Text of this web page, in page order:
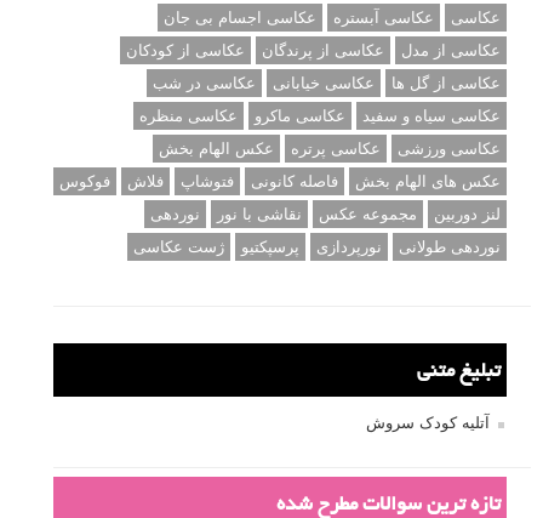
عکاسی
عکاسی آبستره
عکاسی اجسام بی جان
عکاسی از مدل
عکاسی از پرندگان
عکاسی از کودکان
عکاسی از گل ها
عکاسی خیابانی
عکاسی در شب
عکاسی سیاه و سفید
عکاسی ماکرو
عکاسی منظره
عکاسی ورزشی
عکاسی پرتره
عکس الهام بخش
عکس های الهام بخش
فاصله کانونی فتوشاپ فلاش
فوکوس
لنز دوربین
مجموعه عکس نقاشی با نور
نوردهی
نوردهی طولانی
نورپردازی پرسپکتیو ژست عکاسی
تبلیغ متنی
آتلیه کودک سروش
تازه ترین سوالات مطرح شده